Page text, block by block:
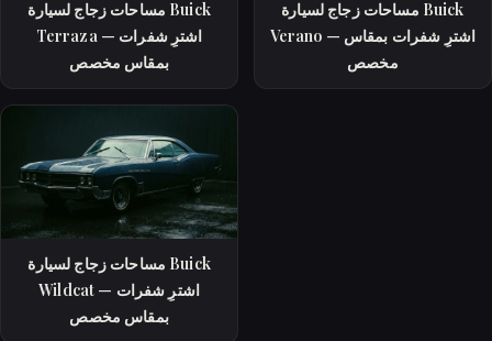
مساحات زجاج لسيارة Buick
Terraza — اشترِ شفرات
بمقاس مخصص
مساحات زجاج لسيارة Buick
Verano — اشترِ شفرات بمقاس
مخصص
مساحات زجاج لسيارة Buick
Wildcat — اشترِ شفرات
بمقاس مخصص